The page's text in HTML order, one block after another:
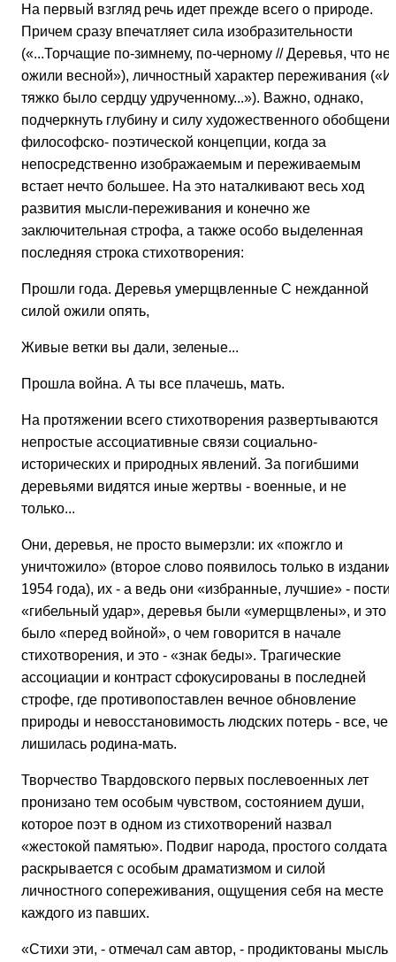
На первый взгляд речь идет прежде всего о природе.
Причем сразу впечатляет сила изобразительности
(«...Торчащие по-зимнему, по-черному // Деревья, что не
ожили весной»), личностный характер переживания («И
тяжко было сердцу удрученному...»). Важно, однако,
подчеркнуть глубину и силу художественного
философско- поэтической концепции, когда за
непосредственно изображаемым и переживаемым
встает нечто большее. На это наталкивают весь ход
развития мысли-переживания и конечно же
заключительная строфа, а также особо выделенная
последняя строка стихотворения:
Прошли года. Деревья умерщвленные С нежданной
силой ожили опять,
Живые ветки вы дали, зеленые...
Прошла война. А ты все плачешь, мать.
На протяжении всего стихотворения развертываются
непростые ассоциативные связи социально-
исторических и природных явлений. За погибшими
деревьями видятся иные жертвы - военные, и не
только...
Они, деревья, не просто вымерзли: их «пожгло и
уничтожило» (второе слово появилось только в издании
1954 года), их - а ведь они «избранные, лучшие» - постиг
«гибельный удар», деревья были «умерщвлены», и это
было «перед войной», о чем говорится в начале
стихотворения, и это - «знак беды». Трагические
ассоциации и контраст сфокусированы в последней
строфе, где противопоставлен вечное обновление
природы и невосстановимость людских потерь - все,
лишилась родина-мать.
Творчество Твардовского первых послевоенных лет
пронизано тем особым чувством, состоянием души,
которое поэт в одном из стихотворений назвал
«жестокой памятью». Подвиг народа, простого солдата
раскрывается с особым драматизмом и силой
личностного сопереживания, ощущения себя на месте
каждого из павших.
«Стихи эти, - отмечал сам автор, - продиктованы